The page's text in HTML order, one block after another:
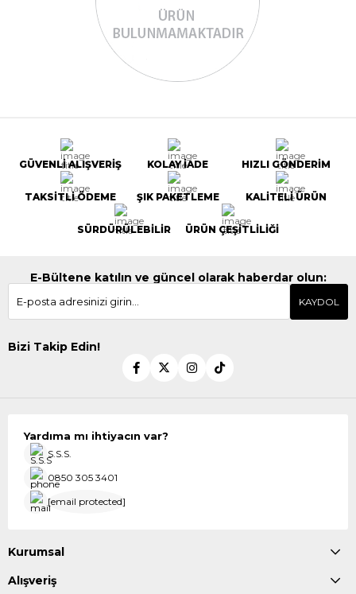
GÜVENLİ ALIŞVERİŞ KOLAY İADE HIZLI GÖNDERİM
TAKSİTLİ ÖDEME ŞIK PAKETLEME KALİTELİ ÜRÜN
SÜRDÜRÜLEBİLİR ÜRÜN ÇEŞİTLİLİĞİ
E-Bültene katılın ve güncel olarak haberdar olun:
KAYDOL
Bizi Takip Edin!
Yardıma mı ihtiyacın var?
S.S.S.
0850 305 3401
[email protected]
Kurumsal
Alışveriş